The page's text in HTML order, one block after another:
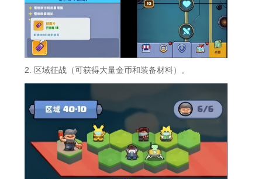
2. 区域征战（可获得大量金币和装备材料）。